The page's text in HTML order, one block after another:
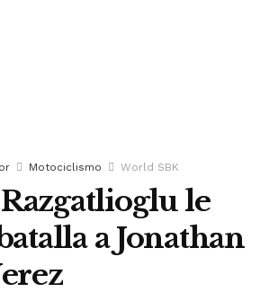
Motociclismo World SBK
le
a Jonathan